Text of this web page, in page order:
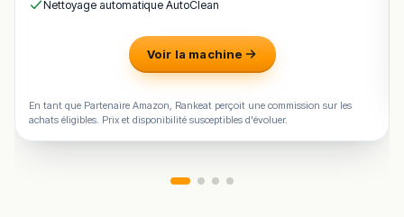
validation humaine.
nous aider en vous rendant sur :Améliorer la fiche de cet
Nettoyage automatique AutoClean
Voir la machine
En tant que Partenaire Amazon, Rankeat perçoit une commission sur les
achats éligibles. Prix et disponibilité susceptibles d'évoluer.